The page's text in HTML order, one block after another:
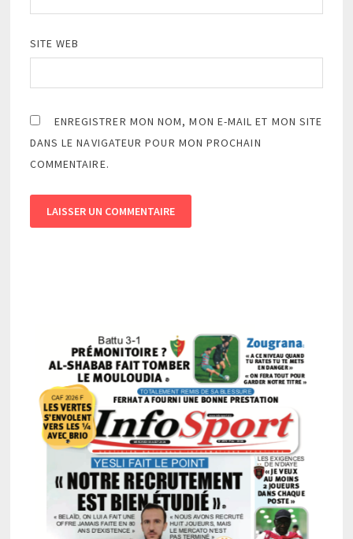
SITE WEB
ENREGISTRER MON NOM, MON E-MAIL ET MON SITE
DANS LE NAVIGATEUR POUR MON PROCHAIN
COMMENTAIRE.